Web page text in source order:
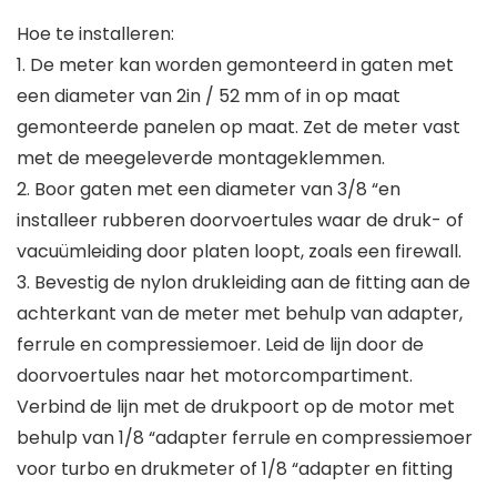
Hoe te installeren:
1. De meter kan worden gemonteerd in gaten met
een diameter van 2in / 52 mm of in op maat
gemonteerde panelen op maat. Zet de meter vast
met de meegeleverde montageklemmen.
2. Boor gaten met een diameter van 3/8 “en
installeer rubberen doorvoertules waar de druk- of
vacuümleiding door platen loopt, zoals een firewall.
3. Bevestig de nylon drukleiding aan de fitting aan de
achterkant van de meter met behulp van adapter,
ferrule en compressiemoer. Leid de lijn door de
doorvoertules naar het motorcompartiment.
Verbind de lijn met de drukpoort op de motor met
behulp van 1/8 “adapter ferrule en compressiemoer
voor turbo en drukmeter of 1/8 “adapter en fitting